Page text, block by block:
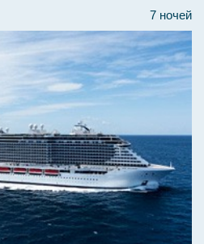
7 ночей